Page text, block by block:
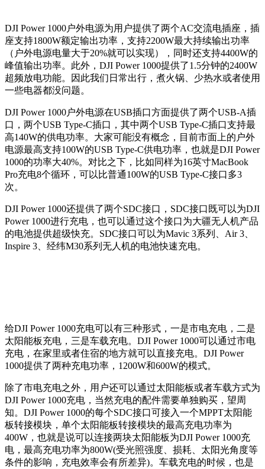
DJI Power 1000户外电源为用户提供了两个AC交流电插座，插
座支持1800W额定输出功率，支持2200W最大持续输出功率
（户外电源电量大于20%就可以实现），同时还支持4400W的
峰值输出功率。此外，DJI Power 1000提供了1.5分钟的2400W
超频放电功能。因此我们日常出行，煮火锅、少热水或者使用
一些电器都没问题。
DJI Power 1000户外电源在USB插口方面提供了两个USB-A插
口，两个USB Type-C插口，其中两个USB Type-C插口支持最
高140W的供电功率。大家可能没有概念，目前市面上的户外
电源最高支持100W的USB Type-C供电功率，也就是DJI Power
1000的功率大40%。对比之下，比如同样为16英寸MacBook
Pro充电8个循环，可以比普通100W的USB Type-C接口多3
次。
DJI Power 1000还提供了两个SDC接口，SDC接口既可以为DJI
Power 1000进行充电，也可以通过这个接口为大疆无人机产品
的电池提供超级快充。SDC接口可以为Mavic 3系列、Air 3、
Inspire 3、经纬M30系列无人机的电池快速充电。
给DJI Power 1000充电可以有三种形式，一是市电充电，二是
太阳能板充电，三是车载充电。 DJI Power 1000可以通过市电
充电，在家里或者住宿的地方就可以直接充电。DJI Power
1000提供了两种充电功率，1200W和600W的模式。
除了市电充电之外，用户还可以通过太阳能板或者车载方式为
DJI Power 1000充电，当然充电的配件需要单独购买，望周
知。DJI Power 1000的每个SDC接口可接入一个MPPT太阳能
板转接模块，单个太阳能板转接模块的最高充电功率为
400W，也就是说可以连接两块太阳能板为DJI Power 1000充
电，最高充电功率为800W(受光照强度、损耗、太阳光角度等
条件的影响，充电效率会有所差异)。车载充电的时候，也是